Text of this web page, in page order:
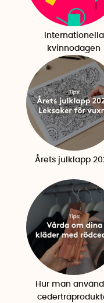
Internationella
kvinnodagen
Årets julklapp
Hur man